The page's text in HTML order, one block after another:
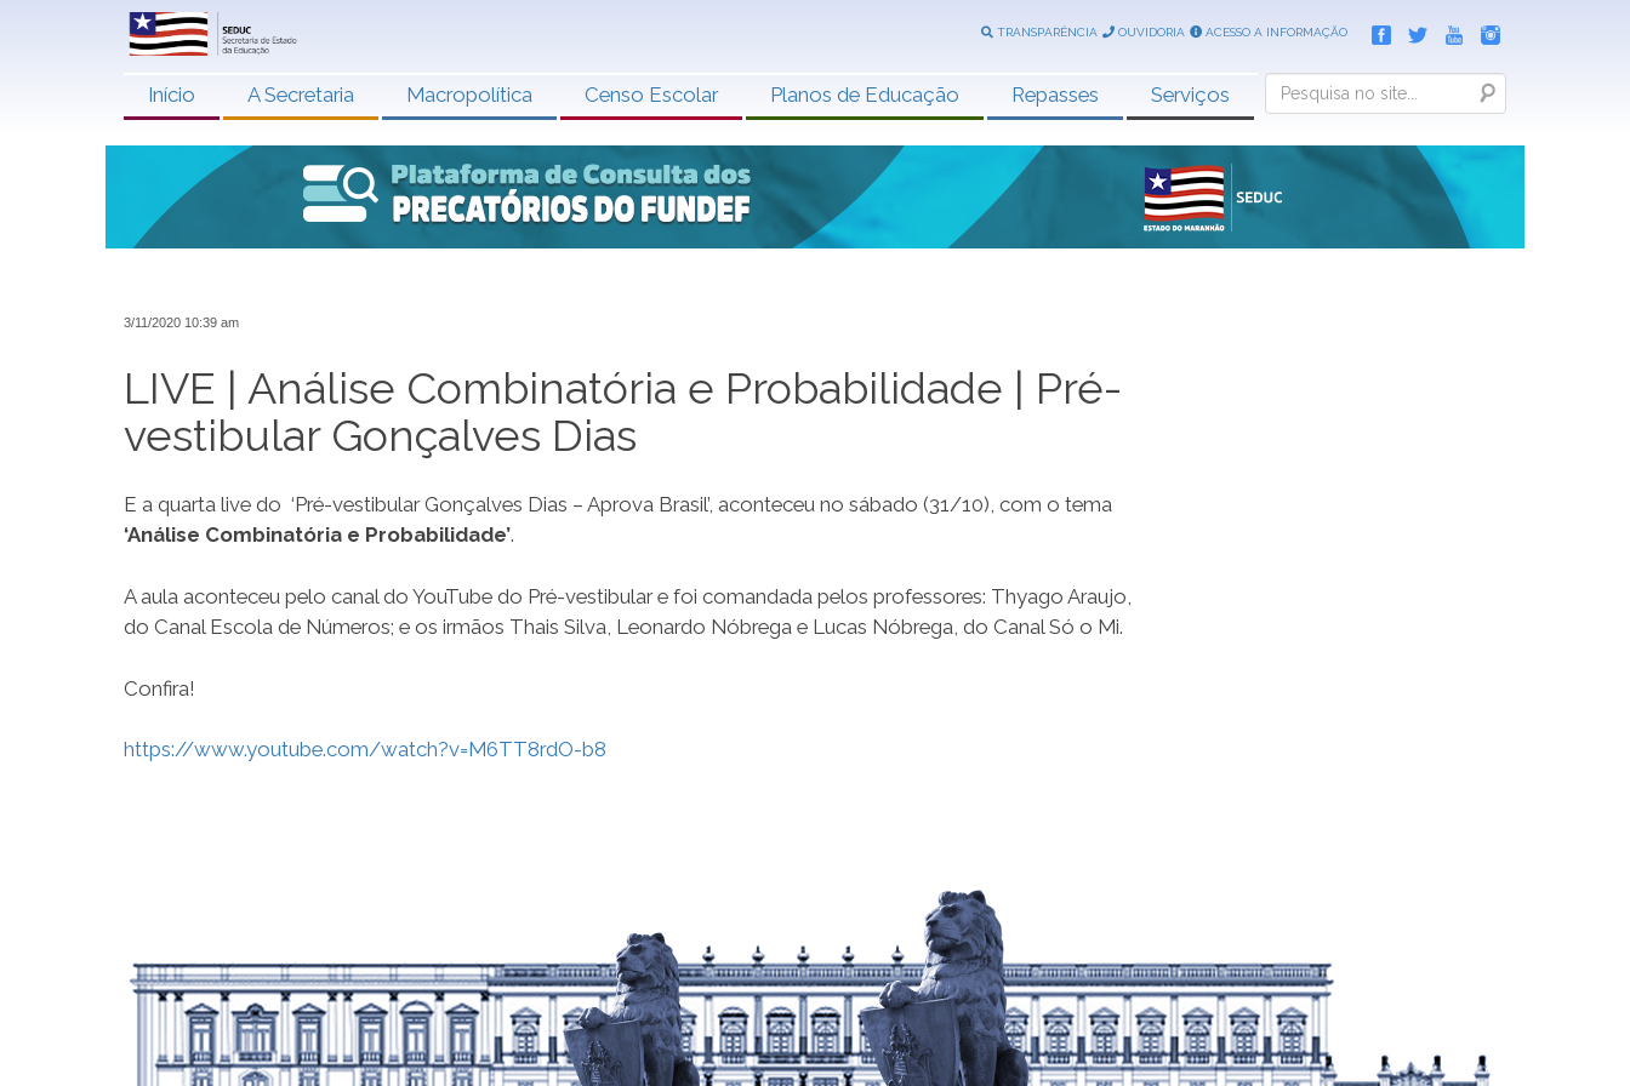
TRANSPARÊNCIA OUVIDORIA ACESSO A INFORMAÇÃO
Início A Secretaria Macropolítica Censo Escolar Planos de Educação Repasses Serviços Search
3/11/2020 10:39 am
LIVE | Análise Combinatória e Probabilidade | Pré-
vestibular Gonçalves Dias
E a quarta live do ‘Pré-vestibular Gonçalves Dias – Aprova Brasil’, aconteceu no sábado (31/10), com o tema
‘Análise Combinatória e Probabilidade’.
A aula aconteceu pelo canal do YouTube do Pré-vestibular e foi comandada pelos professores: Thyago Araujo,
do Canal Escola de Números; e os irmãos Thais Silva, Leonardo Nóbrega e Lucas Nóbrega, do Canal Só o Mi.
Confira!
https://www.youtube.com/watch?v=M6TT8rdO-b8